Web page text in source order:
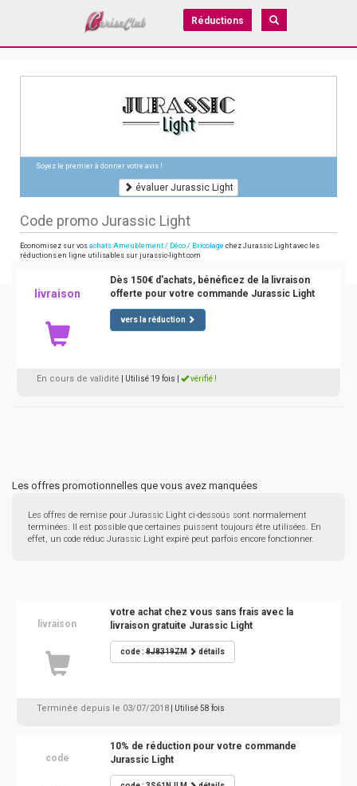
Réductions
Soyez le premier à donner votre avis !
évaluer Jurassic Light
Code promo Jurassic Light
Economisez sur vos achats Ameublement / Déco / Bricolage chez Jurassic Light avec les
réductions en ligne utilisables sur jurassic-light.com
livraison
Dès 150€ d'achats, bénéficez de la livraison
offerte pour votre commande Jurassic Light
vers la réduction
En cours de validité | Utilisé 19 fois vérifié !
Les offres promotionnelles que vous avez manquées
Les offres de remise pour Jurassic Light ci-dessous sont normalement
terminées. Il est possible que certaines puissent toujours être utilisées. En
effet, un code réduc Jurassic Light expiré peut parfois encore fonctionner.
livraison
votre achat chez vous sans frais avec la
livraison gratuite Jurassic Light
code :8J8319ZM détails
Terminée depuis le 03/07/2018 | Utilisé 58 fois
code
10% de réduction pour votre commande
Jurassic Light